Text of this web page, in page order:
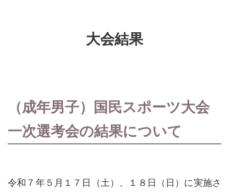
大会結果
（成年男子）国民スポーツ大会
一次選考会の結果について
令和７年５月１７日（土）、１８日（日）に実施さ